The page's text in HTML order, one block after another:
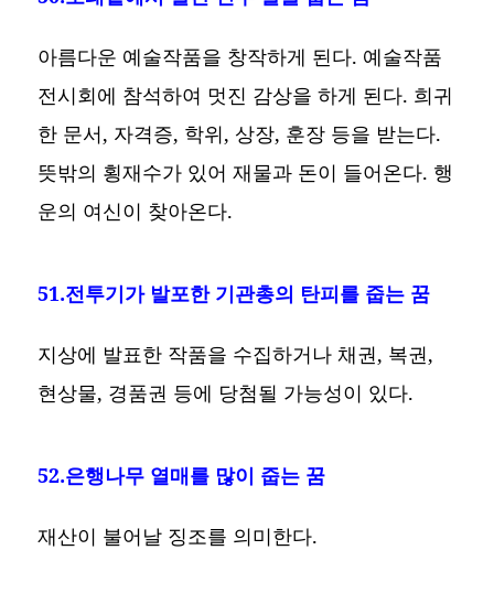
아름다운 예술작품을 창작하게 된다. 예술작품
전시회에 참석하여 멋진 감상을 하게 된다. 희귀
한 문서, 자격증, 학위, 상장, 훈장 등을 받는다.
뜻밖의 횡재수가 있어 재물과 돈이 들어온다. 행
운의 여신이 찾아온다.
51.전투기가 발포한 기관총의 탄피를 줍는 꿈
지상에 발표한 작품을 수집하거나 채권, 복권,
현상물, 경품권 등에 당첨될 가능성이 있다.
52.은행나무 열매를 많이 줍는 꿈
재산이 불어날 징조를 의미한다.